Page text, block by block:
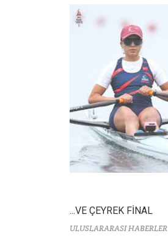
...VE ÇEYREK FİNAL
ULUSLARARASI HABERLER